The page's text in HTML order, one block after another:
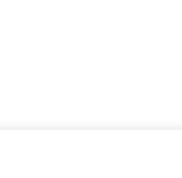
提供即